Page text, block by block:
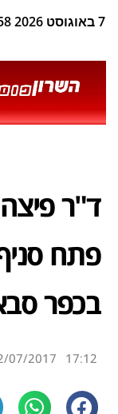
7 באוגוסט 2026 9:58
ד"ר
בכפר
17:12
07/2017